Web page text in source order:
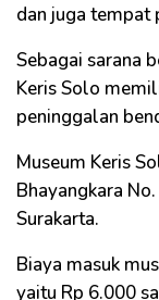
dan juga tempat
Sebagai sarana
Keris Solo
peninggalan
Museum Keris
Bhayangkara
Surakarta.
Biaya masuk
yaitu Rp 6.000